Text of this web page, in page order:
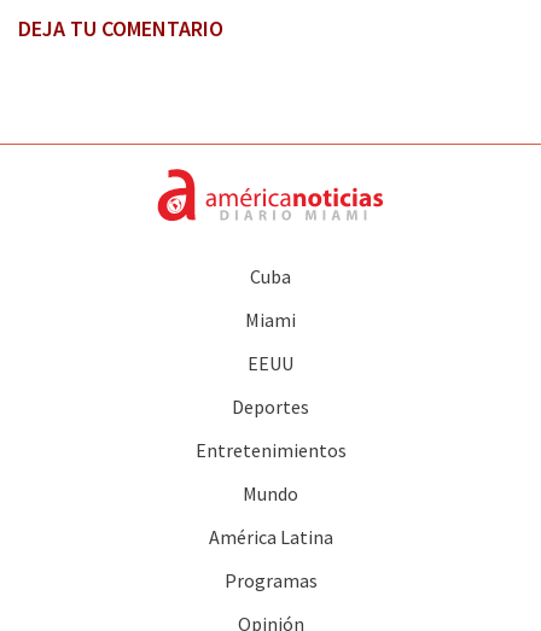
DEJA TU COMENTARIO
Cuba
Miami
EEUU
Deportes
Entretenimientos
Mundo
América Latina
Programas
Opinión